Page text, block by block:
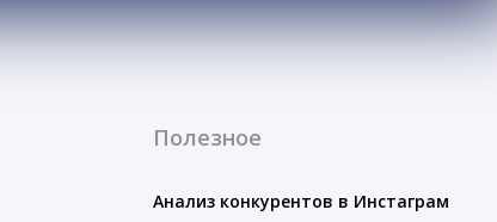
Полезное
Анализ конкурентов в Инстаграм